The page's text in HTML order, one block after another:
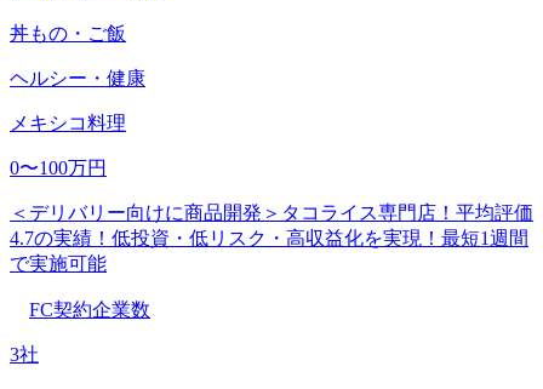
丼もの・ご飯
ヘルシー・健康
メキシコ料理
0〜100万円
＜デリバリー向けに商品開発＞タコライス専門店！平均評価
4.7の実績！低投資・低リスク・高収益化を実現！最短1週間
で実施可能
FC契約企業数
3社